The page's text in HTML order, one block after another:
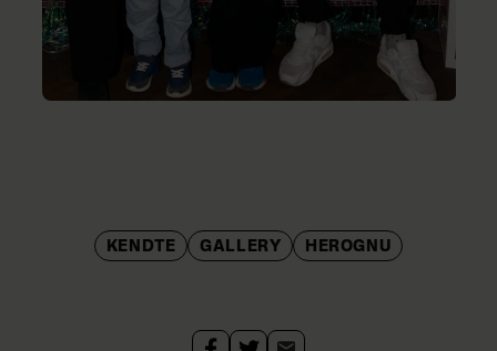
Nalina og Noor fra 'Sjældne danskere' med deres forældre
Foto: KLAUS BO CHRISTENSEN
KENDTE GALLERY HEROGNU